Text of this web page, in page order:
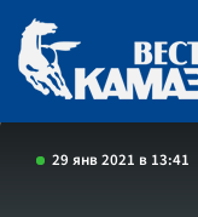
29 янв 2021 в 13:41